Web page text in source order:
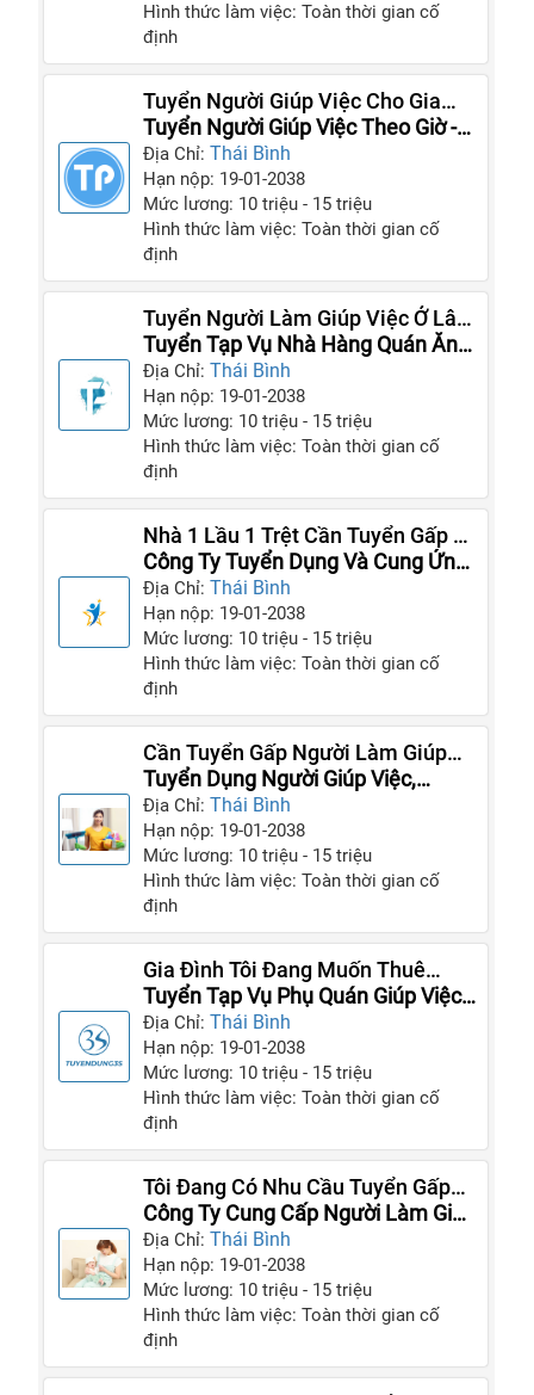
Hình thức làm việc: Toàn thời gian cố
định
Tuyển Người Giúp Việc Cho Gia
Đình Nhà Mình
Tuyển Người Giúp Việc Theo Giờ -
Thời Vụ
Địa Chỉ:Thái Bình
Hạn nộp: 19-01-2038
Mức lương: 10 triệu - 15 triệu
Hình thức làm việc: Toàn thời gian cố
định
Tuyển Người Làm Giúp Việc Ở Lâu
Dài Với Gia Đình Không Vướng Bận
Tuyển Tạp Vụ Nhà Hàng Quán Ăn
Và Giúp Việc
Địa Chỉ:Thái Bình
Hạn nộp: 19-01-2038
Mức lương: 10 triệu - 15 triệu
Hình thức làm việc: Toàn thời gian cố
định
Nhà 1 Lầu 1 Trệt Cần Tuyển Gấp 3
Cô Giúp Việc
Công Ty Tuyển Dụng Và Cung Ứng
Giúp Việc
Địa Chỉ:Thái Bình
Hạn nộp: 19-01-2038
Mức lương: 10 triệu - 15 triệu
Hình thức làm việc: Toàn thời gian cố
định
Cần Tuyển Gấp Người Làm Giúp
Việc Tại Nhà Cho Gia Đình
Tuyển Dụng Người Giúp Việc,
Người Chăm Bé, Người Chăm
Người Già
Địa Chỉ:Thái Bình
Hạn nộp: 19-01-2038
Mức lương: 10 triệu - 15 triệu
Hình thức làm việc: Toàn thời gian cố
định
Gia Đình Tôi Đang Muốn Thuê
Mướn Người Giúp Việc Gấp
Tuyển Tạp Vụ Phụ Quán Giúp Việc
Gia Đình
Địa Chỉ:Thái Bình
Hạn nộp: 19-01-2038
Mức lương: 10 triệu - 15 triệu
Hình thức làm việc: Toàn thời gian cố
định
Tôi Đang Có Nhu Cầu Tuyển Gấp
Người Giúp Việc Cho Nhà Tôi
Công Ty Cung Cấp Người Làm Giúp
Việc
Địa Chỉ:Thái Bình
Hạn nộp: 19-01-2038
Mức lương: 10 triệu - 15 triệu
Hình thức làm việc: Toàn thời gian cố
định